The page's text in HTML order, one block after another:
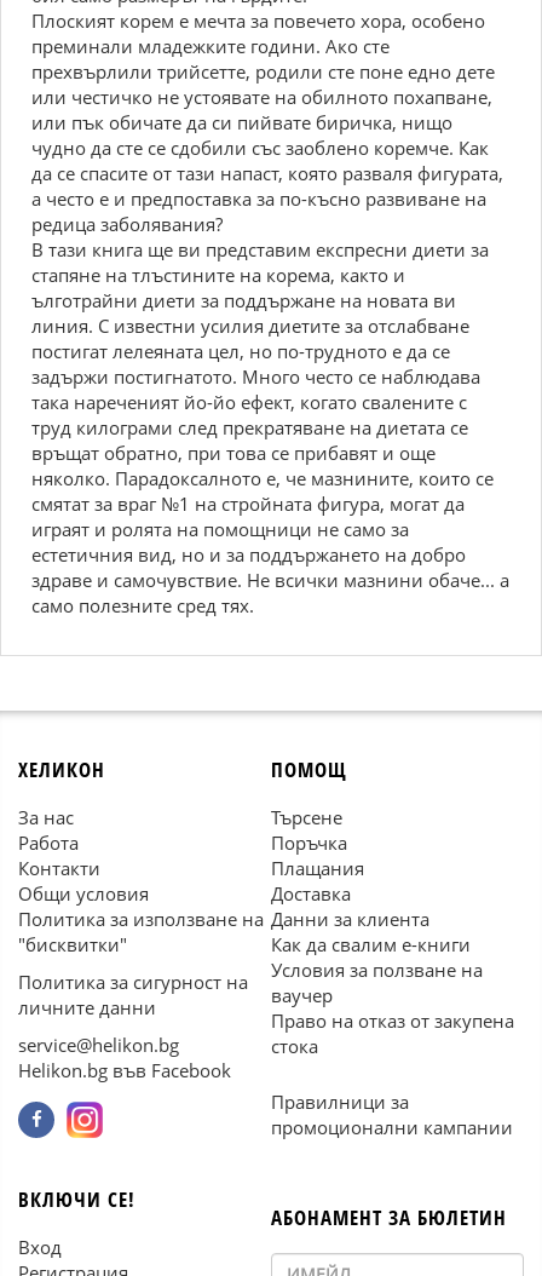
Плоският корем е мечта за повечето хора, особено
преминали младежките години. Ако сте
прехвърлили трийсетте, родили сте поне едно дете
или честичко не устоявате на обилното похапване,
или пък обичате да си пийвате биричка, нищо
чудно да сте се сдобили със заоблено коремче. Как
да се спасите от тази напаст, която разваля фигурата,
а често е и предпоставка за по-късно развиване на
редица заболявания?
В тази книга ще ви представим експресни диети за
стапяне на тлъстините на корема, както и
ълготрайни диети за поддържане на новата ви
линия. С известни усилия диетите за отслабване
постигат лелеяната цел, но по-трудното е да се
задържи постигнатото. Много често се наблюдава
така нареченият йо-йо ефект, когато свалените с
труд килограми след прекратяване на диетата се
връщат обратно, при това се прибавят и още
няколко. Парадоксалното е, че мазнините, които се
смятат за враг №1 на стройната фигура, могат да
играят и ролята на помощници не само за
естетичния вид, но и за поддържането на добро
здраве и самочувствие. Не всички мазнини обаче... а
само полезните сред тях.
ХЕЛИКОН
За нас
Работа
Контакти
Общи условия
Политика за използване на
"бисквитки"
Политика за сигурност на
личните данни
service@helikon.bg
Helikon.bg във Facebook
ПОМОЩ
Търсене
Поръчка
Плащания
Доставка
Данни за клиента
Как да свалим е-книги
Условия за ползване на
ваучер
Право на отказ от закупена
стока
Правилници за
промоционални кампании
ВКЛЮЧИ СЕ!
Вход
АБОНАМЕНТ ЗА БЮЛЕТИН